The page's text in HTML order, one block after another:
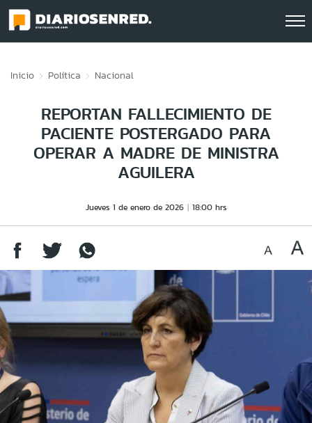
Inicio Política Nacional
REPORTAN FALLECIMIENTO DE
PACIENTE POSTERGADO PARA
OPERAR A MADRE DE MINISTRA
AGUILERA
Jueves 1 de enero de 2026 18:00 hrs